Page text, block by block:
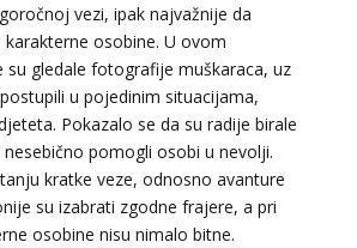
vezi, ipak najvažnije da
osobine. U ovom
su gledale fotografije muškaraca, uz
u pojedinim situacijama,
Pokazalo se da su radije birale
pomogli osobi u nevolji.
kratke veze, odnosno avanture
su izabrati zgodne frajere, a pri
osobine nisu nimalo bitne.
ŽANA/ Kod 135
Tarot savjetnik je slobodan
rune
Broj tel: 064/600-600
- mob:1,12€ min